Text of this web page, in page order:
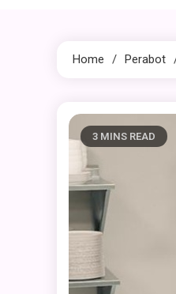
Home Perabot
3 MINS READ